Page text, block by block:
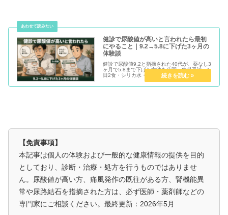
健診で尿酸値が高いと言われたら最初
にやること｜9.2→5.8に下げた3ヶ月の
体験談
健診で尿酸値9.2と指摘された40代が、薬なし3
ヶ月で5.8まで下げた方法を公開。内科受診・1
日2食・シリカ水・禁酒・ユーグレナの組み合
わせで体重20kg減も達成。最初にやるべきこと
を体験談で正直に解説します。
【免責事項】
本記事は個人の体験および一般的な健康情報の提供を目的
としており、診断・治療・処方を行うものではありませ
ん。尿酸値が高い方、痛風発作の既往がある方、腎機能異
常や尿路結石を指摘された方は、必ず医師・薬剤師などの
専門家にご相談ください。最終更新：2026年5月